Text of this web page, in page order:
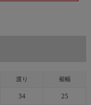
渡り 裾幅
34 25